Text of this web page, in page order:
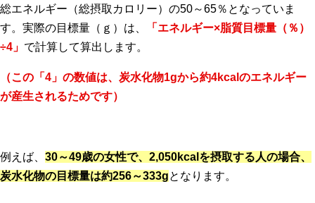
総エネルギー（総摂取カロリー）の50～65％となっていま
す。実際の目標量（ｇ）は、
「エネルギー×脂質目標量（％）
÷4」 で計算して算出します。
（この「4」の数値は、炭水化物1gから約4kcalのエネルギー
が産生されるためです）
例えば、 30～49歳の女性で、2,050kcalを摂取する人の場合、
炭水化物の目標量は約256～333gとなります。